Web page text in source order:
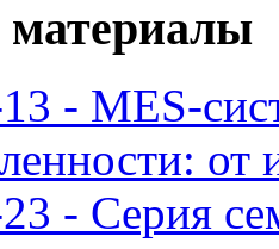
- MES-
от
- Серия